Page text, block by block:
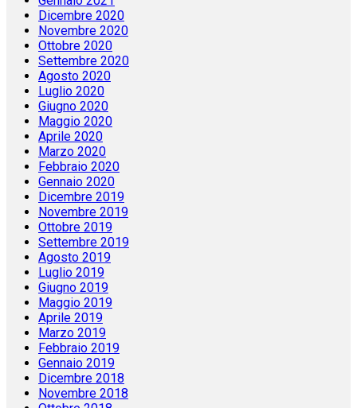
Dicembre 2020
Novembre 2020
Ottobre 2020
Settembre 2020
Agosto 2020
Luglio 2020
Giugno 2020
Maggio 2020
Aprile 2020
Marzo 2020
Febbraio 2020
Gennaio 2020
Dicembre 2019
Novembre 2019
Ottobre 2019
Settembre 2019
Agosto 2019
Luglio 2019
Giugno 2019
Maggio 2019
Aprile 2019
Marzo 2019
Febbraio 2019
Gennaio 2019
Dicembre 2018
Novembre 2018